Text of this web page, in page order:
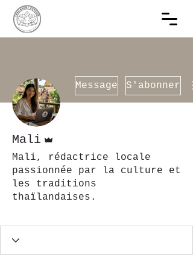
Message S'abonner
Mali
Mali, rédactrice locale
passionnée par la culture et
les traditions
thaïlandaises.